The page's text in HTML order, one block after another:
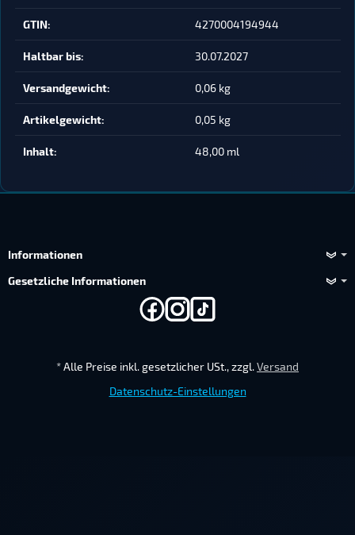
GTIN: 4270004194944
Haltbar bis: 30.07.2027
Versandgewicht‍: 0,06 kg
Artikelgewicht‍: 0,05 kg
Inhalt‍: 48,00 ml
Informationen
Gesetzliche Informationen
*Alle Preise inkl. gesetzlicher USt., zzgl.Versand
Datenschutz-Einstellungen